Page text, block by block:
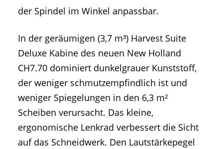
der Spindel im Winkel anpassbar.
In der geräumigen (3,7 m³) Harvest Suite
Deluxe Kabine des neuen New Holland
CH7.70 dominiert dunkelgrauer Kunststoff,
der weniger schmutzempfindlich ist und
weniger Spiegelungen in den 6,3 m²
Scheiben verursacht. Das kleine,
ergonomische Lenkrad verbessert die Sicht
auf das Schneidwerk. Den Lautstärkepegel